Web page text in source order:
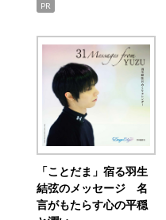
PR
「ことだま」宿る羽生
結弦のメッセージ 名
言がもたらす心の平穏